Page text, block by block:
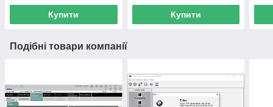
Купити Купити
Подібні товари компанії